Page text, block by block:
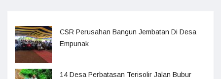
CSR Perusahan Bangun Jembatan Di Desa
Empunak
14 Desa Perbatasan Terisolir Jalan Bubur